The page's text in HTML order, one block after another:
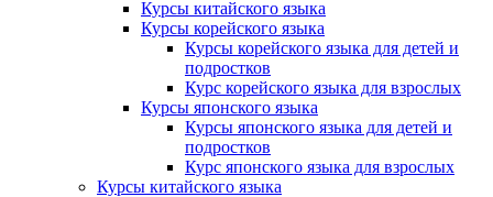
Курсы китайского языка
Курсы корейского языка
Курсы корейского языка для детей и
подростков
Курс корейского языка для взрослых
Курсы японского языка
Курсы японского языка для детей и
подростков
Курс японского языка для взрослых
Курсы китайского языка